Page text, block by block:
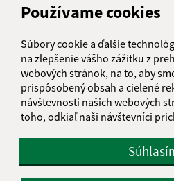
Používame cookies
Súbory cookie a ďalšie
na zlepšenie vášho zážitku z
webových stránok, na to, aby
prispôsobený obsah a cielené
návštevnosti našich webových
toho, odkiaľ naši návštevníci
IČO: